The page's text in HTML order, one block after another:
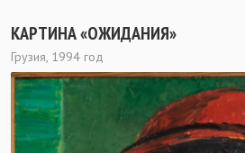
КАРТИНА «ОЖИДАНИЯ»
Грузия, 1994 год